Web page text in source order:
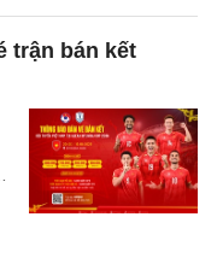
trận bán kết